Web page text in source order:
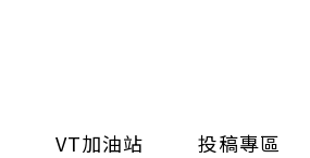
VT加油站 投稿專區